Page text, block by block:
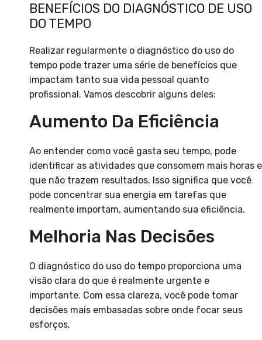
BENEFÍCIOS DO DIAGNÓSTICO DE USO
DO TEMPO
Realizar regularmente o diagnóstico do uso do
tempo pode trazer uma série de benefícios que
impactam tanto sua vida pessoal quanto
profissional. Vamos descobrir alguns deles:
Aumento Da Eficiência
Ao entender como você gasta seu tempo, pode
identificar as atividades que consomem mais horas e
que não trazem resultados. Isso significa que você
pode concentrar sua energia em tarefas que
realmente importam, aumentando sua eficiência.
Melhoria Nas Decisões
O diagnóstico do uso do tempo proporciona uma
visão clara do que é realmente urgente e
importante. Com essa clareza, você pode tomar
decisões mais embasadas sobre onde focar seus
esforços.